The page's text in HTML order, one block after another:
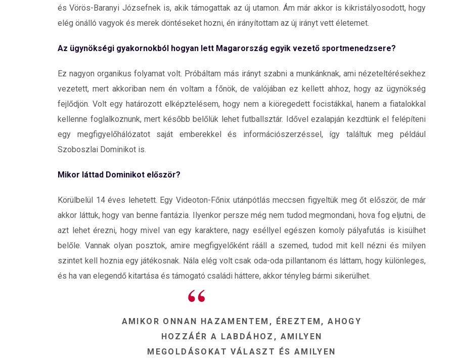
és Vörös-Baranyi Józsefnek is, akik támogattak az új utamon. Ám már akkor is kikristályosodott, hogy
elég önálló vagyok és merek döntéseket hozni, én irányítottam az új irányt vett életemet.
Az ügynökségi gyakornokból hogyan lett Magarország egyik vezető sportmenedzsere?
Ez nagyon organikus folyamat volt. Próbáltam más irányt szabni a munkánknak, ami nézeteltérésekhez
vezetett, mert akkoriban nem én voltam a főnök, de valójában ez kellett ahhoz, hogy az ügynökség
fejlődjön. Volt egy határozott elképztelésem, hogy nem a kiöregedett focistákkal, hanem a fiatalokkal
kellenne foglalkoznunk, mert később belőlük lehet futballsztár. Idővel ezalapján kezdtünk el felépíteni
egy megfigyelőhálózatot saját emberekkel és információszerzéssel, így találtuk meg például
Szoboszlai Dominikot is.
Mikor láttad Dominikot először?
Körülbelül 14 éves lehetett. Egy Videoton-Főnix utánpótlás meccsen figyeltük meg őt először, de már
akkor láttuk, hogy van benne fantázia. Ilyenkor persze még nem tudod megmondani, hova fog eljutni, de
azt lehet érezni, hogy mivel van egy karaktere, nagy eséllyel egészen komoly pályafutás is kisülhet
belőle. Vannak olyan posztok, amire megfigyelőként rááll a szemed, tudod mit kell nézni és milyen
szintet kell hoznia egy játékosnak. Nála elég volt csak oda-oda pillantanom és láttam, hogy különleges,
és ha van elegendő kitartása és támogató családi háttere, akkor tényleg bármi sikerülhet.
AMIKOR ONNAN HAZAMENTEM, ÉREZTEM, AHOGY
HOZZÁÉR A LABDÁHOZ, AMILYEN
MEGOLDÁSOKAT VÁLASZT ÉS AMILYEN